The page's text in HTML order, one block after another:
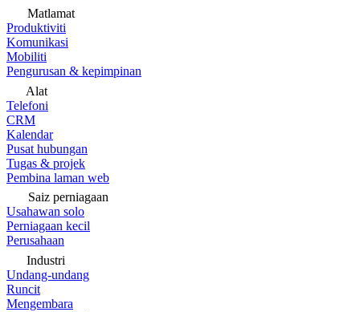
Matlamat
Produktiviti
Komunikasi
Mobiliti
Pengurusan & kepimpinan
Alat
Telefoni
CRM
Kalendar
Pusat hubungan
Tugas & projek
Pembina laman web
Saiz perniagaan
Usahawan solo
Perniagaan kecil
Perusahaan
Industri
Undang-undang
Runcit
Mengembara